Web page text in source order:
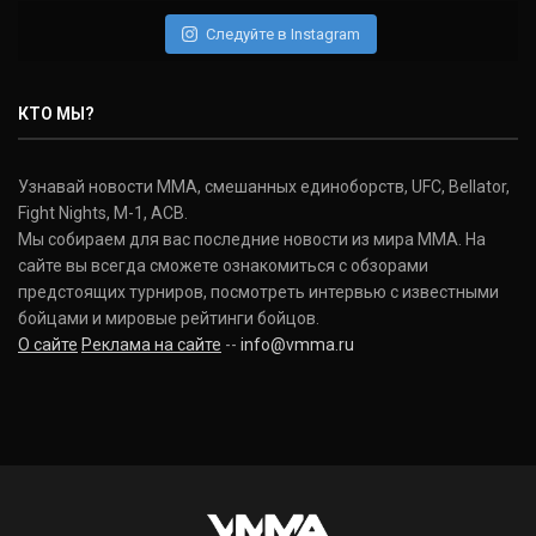
(22-2-0, 1)
Donald Cerrone
(36-15-0, 1)
Исраэль Адесанья
Israel Adesanya
(19-0-0, 0)
Следуйте в Instagram
КТО МЫ?
Узнавай новости ММА, смешанных единоборств, UFC, Bellator,
Fight Nights, M-1, ACB.
Мы собираем для вас последние новости из мира ММА. На
сайте вы всегда сможете ознакомиться с обзорами
предстоящих турниров, посмотреть интервью с известными
бойцами и мировые рейтинги бойцов.
О сайте Реклама на сайте -- info@vmma.ru